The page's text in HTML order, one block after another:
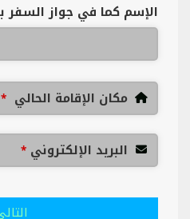
الإسم كما في جواز السفر
مكان الإقامة الحالي *
البريد الإلكتروني *